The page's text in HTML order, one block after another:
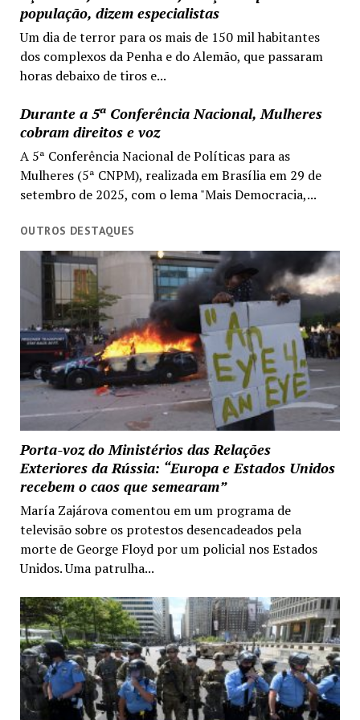
população, dizem especialistas
Um dia de terror para os mais de 150 mil habitantes
dos complexos da Penha e do Alemão, que passaram
horas debaixo de tiros e...
Durante a 5ª Conferência Nacional, Mulheres
cobram direitos e voz
A 5ª Conferência Nacional de Políticas para as
Mulheres (5ª CNPM), realizada em Brasília em 29 de
setembro de 2025, com o lema "Mais Democracia,...
OUTROS DESTAQUES
Porta-voz do Ministérios das Relações
Exteriores da Rússia: “Europa e Estados Unidos
recebem o caos que semearam”
María Zajárova comentou em um programa de
televisão sobre os protestos desencadeados pela
morte de George Floyd por um policial nos Estados
Unidos. Uma patrulha...